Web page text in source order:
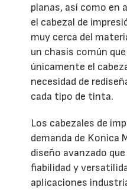
planas, así como en
el cabezal de
muy cerca del
un chasis común
únicamente el
necesidad de
cada tipo de tinta.
Los cabezales de
demanda de Konica
diseño avanzado
fiabilidad y
aplicaciones